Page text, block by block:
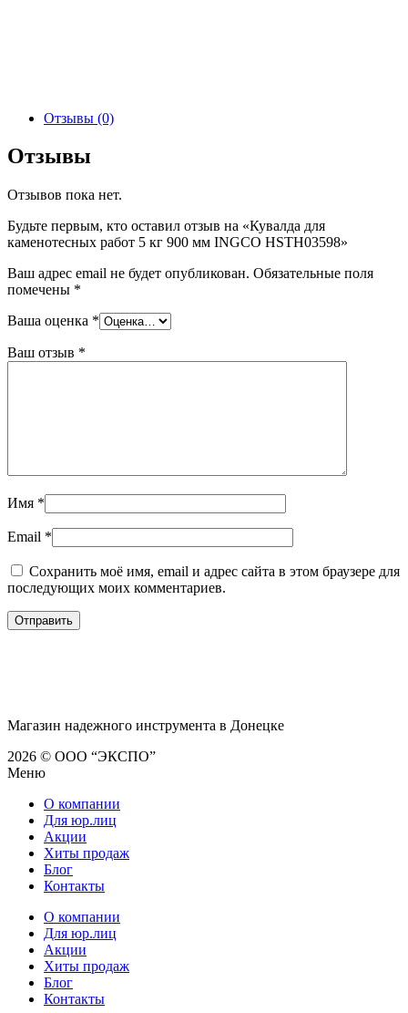
Отзывы (0)
Отзывы
Отзывов пока нет.
Будьте первым, кто оставил отзыв на «Кувалда для
каменотесных работ 5 кг 900 мм INGCO HSTH03598»
Ваш адрес email не будет опубликован. Обязательные поля
помечены *
Ваша оценка *
Ваш отзыв *
Имя *
Email *
Сохранить моё имя, email и адрес сайта в этом браузере для
последующих моих комментариев.
Магазин надежного инструмента в Донецке
2026 © ООО “ЭКСПО”
Меню
О компании
Для юр.лиц
Акции
Хиты продаж
Блог
Контакты
О компании
Для юр.лиц
Акции
Хиты продаж
Блог
Контакты